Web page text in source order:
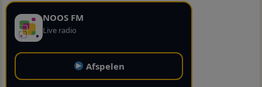
NOOS FM
Live radio
Afspelen